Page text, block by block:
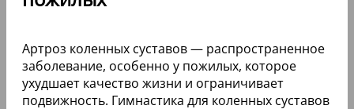
Артроз коленных суставов — распространенное
заболевание, особенно у пожилых, которое
ухудшает качество жизни и ограничивает
подвижность. Гимнастика для коленных суставов